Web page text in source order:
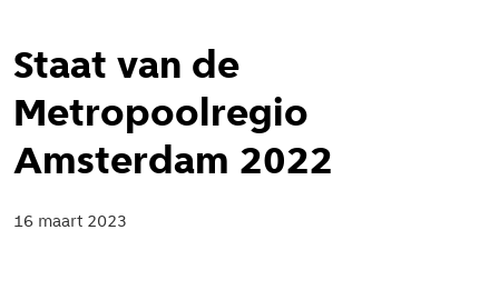
Staat van de
Metropoolregio
Amsterdam 2022
16 maart 2023